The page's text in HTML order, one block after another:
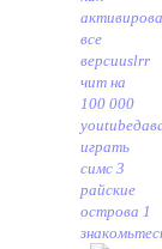
все
версииslrr
чит на
100 000
youtube
играть
симс 3
райские
острова 1